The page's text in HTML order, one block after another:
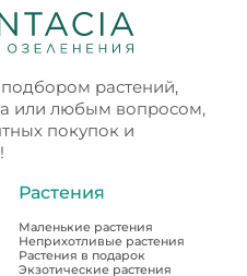
растений,
или любым вопросом,
покупок и
Растения
Маленькие растения
Неприхотливые растения
Растения в подарок
Экзотические растения